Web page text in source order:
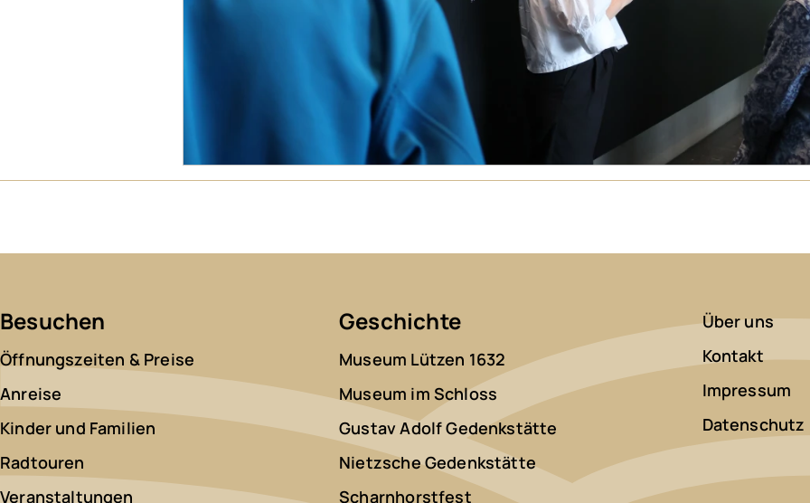
Besuchen
Öffnungszeiten & Preise
Anreise
Kinder und Familien
Radtouren
Veranstaltungen
Geschichte
Museum Lützen 1632
Museum im Schloss
Gustav Adolf Gedenkstätte
Nietzsche Gedenkstätte
Scharnhorstfest
Über uns
Kontakt
Impressum
Datenschutz